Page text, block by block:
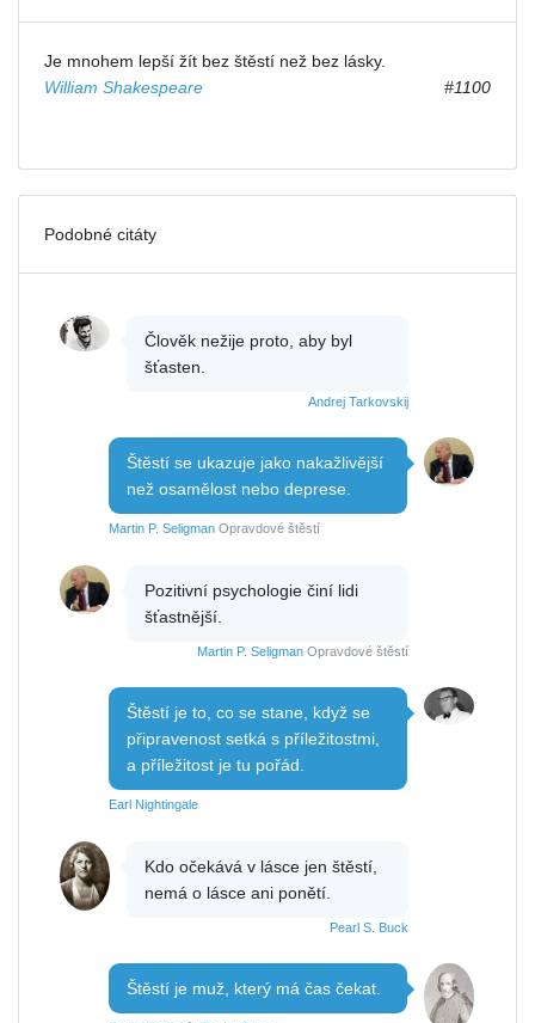
Je mnohem lepší žít bez štěstí než bez lásky.
William Shakespeare
#1100
Podobné citáty
Člověk nežije proto, aby byl
šťasten.
Andrej Tarkovskij
Štěstí se ukazuje jako nakažlivější
než osamělost nebo deprese.
Martin P. Seligman Opravdové štěstí
Pozitivní psychologie činí lidi
šťastnější.
Martin P. Seligman Opravdové štěstí
Štěstí je to, co se stane, když se
připravenost setká s příležitostmi,
a příležitost je tu pořád.
Earl Nightingale
Kdo očekává v lásce jen štěstí,
nemá o lásce ani ponětí.
Pearl S. Buck
Štěstí je muž, který má čas čekat.